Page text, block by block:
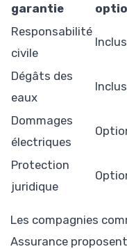
garantie
Responsabilité
civile
Inclus
Dégâts des
eaux
Inclus
Dommages
électriques
Protection
juridique
Les compagnies
Assurance